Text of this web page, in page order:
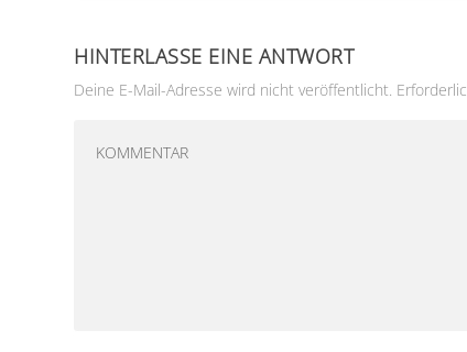
HINTERLASSE EINE ANTWORT
Deine E-Mail-Adresse wird nicht veröffentlicht.